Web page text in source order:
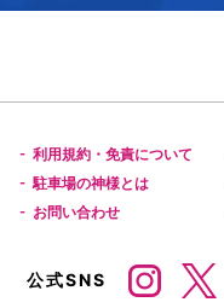
- 利用規約・免責について
- 駐車場の神様とは
- お問い合わせ
公式SNS